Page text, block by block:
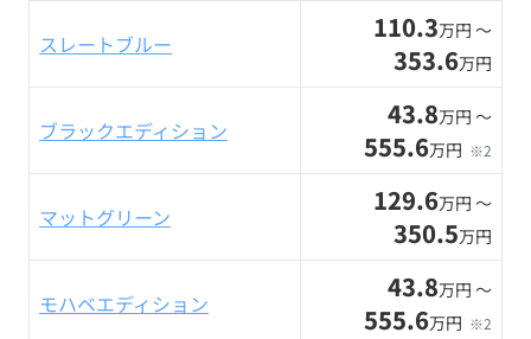
スレートブルー 110.3万円 〜
353.6万円
ブラックエディション 43.8万円 〜
555.6万円 ※2
マットグリーン 129.6万円 〜
350.5万円
モハベエディション 43.8万円 〜
555.6万円 ※2